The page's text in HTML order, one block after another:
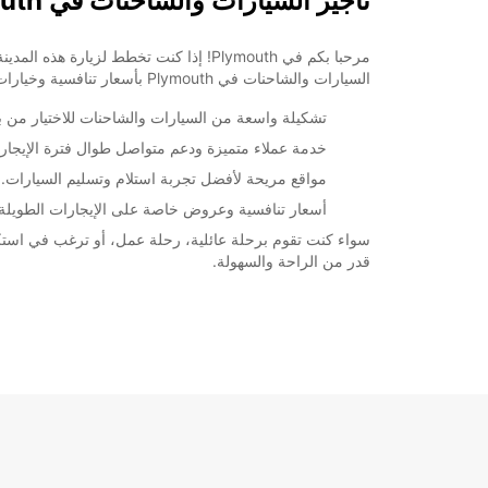
(0) 03713840238
خط سير
السيارات والشاحنات في Plymouth بأسعار تنافسية وخيارات مناسبة لكافة أنواع العملاء.
تشكيلة واسعة من السيارات والشاحنات للاختيار من
خدمة عملاء متميزة ودعم متواصل طوال فترة
مواقع مريحة لأفضل تجربة استلام وتسليم السيارات.
أسعار تنافسية وعروض خاصة على الإيجارات
قدر من الراحة والسهولة.